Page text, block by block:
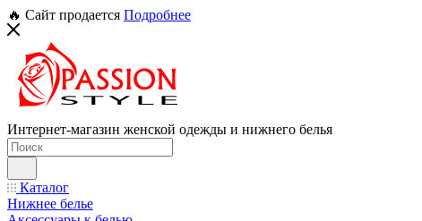
🔥 Сайт продается Подробнее
Интернет-магазин женской одежды и нижнего белья
Каталог
Нижнее белье